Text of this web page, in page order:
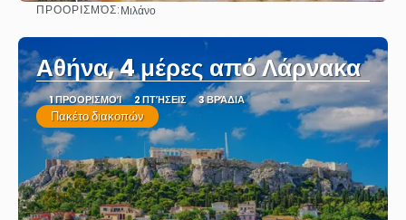
ΠΡΟΟΡΙΣΜΌΣ:Μιλάνο
Αθήνα, 4 μέρες από Λάρνακα
1 ΠΡΟΟΡΙΣΜΟΊ 2 ΠΤΉΣΕΙΣ 3 ΒΡΆΔΙΑ
Πακέτο διακοπών